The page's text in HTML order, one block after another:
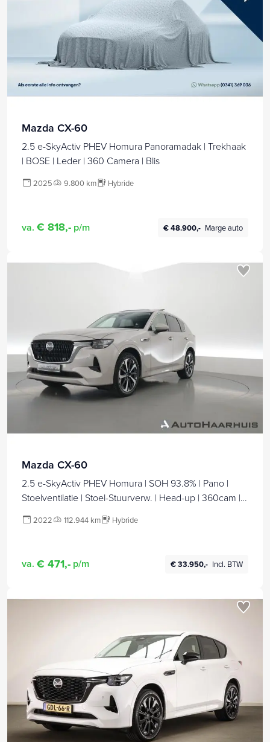
Mazda CX-60
2.5 e-SkyActiv PHEV Homura Panoramadak | Trekhaak
| BOSE | Leder | 360 Camera | Blis
2025 9.800 km Hybride
va. € 818,- p/m € 48.900,- Marge auto
Mazda CX-60
2.5 e-SkyActiv PHEV Homura | SOH 93.8% | Pano |
Stoelventilatie | Stoel-Stuurverw. | Head-up | 360cam |
2022 112.944 km Hybride
va. € 471,- p/m € 33.950,- Incl. BTW